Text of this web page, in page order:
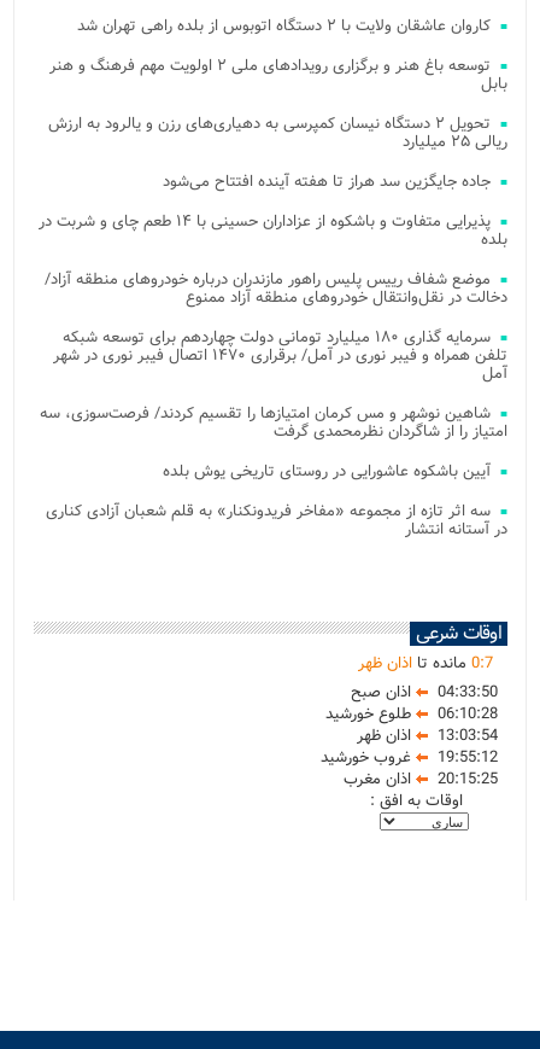
کاروان عاشقان ولایت با ۲ دستگاه اتوبوس از بلده راهی تهران شد
توسعه باغ هنر و برگزاری رویدادهای ملی ۲ اولویت مهم فرهنگ و هنر
بابل
تحویل ۲ دستگاه نیسان کمپرسی به دهیاری‌های رزن و یالرود به ارزش
ریالی ۲۵ میلیارد
جاده جایگزین سد هراز تا هفته آینده افتتاح می‌شود
پذیرایی متفاوت و باشکوه از عزاداران حسینی با ۱۴ طعم چای و شربت در
بلده
موضع شفاف رییس پلیس راهور مازندران درباره خودروهای منطقه آزاد/
دخالت در نقل‌وانتقال خودروهای منطقه آزاد ممنوع
سرمایه گذاری ۱۸۰ میلیارد تومانی دولت چهاردهم برای توسعه شبکه
تلفن همراه و فیبر نوری در آمل/ برقراری ۱۴۷۰ اتصال فیبر نوری در شهر
آمل
شاهین نوشهر و مس کرمان امتیازها را تقسیم کردند/ فرصت‌سوزی، سه
امتیاز را از شاگردان نظرمحمدی گرفت
آیین باشکوه عاشورایی در روستای تاریخی یوش بلده
سه اثر تازه از مجموعه «مفاخر فریدونکنار» به قلم شعبان آزادی کناری
در آستانه انتشار
اوقات شرعی
0:7 مانده تا اذان ظهر
04:33:50
اذان صبح
06:10:28
طلوع خورشید
13:03:54
اذان ظهر
19:55:12
غروب خورشید
20:15:25
اذان مغرب
اوقات به افق :